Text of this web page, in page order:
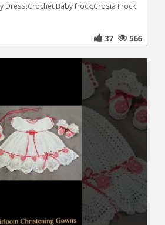
Dress,Crochet Baby frock,Crosia Frock
37 566